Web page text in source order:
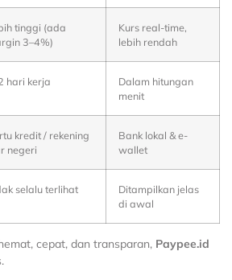
tinggi (ada
3–4%)
Kurs real-time,
lebih rendah
hari kerja
Dalam hitungan
menit
kredit / rekening
negeri
Bank lokal & e-
wallet
selalu terlihat
Ditampilkan jelas
di awal
cepat, dan transparan, Paypee.id